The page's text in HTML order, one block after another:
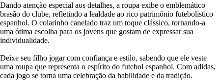
Dando atenção especial aos detalhes, a roupa exibe o emblemático
brasão do clube, refletindo a lealdade ao rico patrimônio futebolístico
espanhol. O colarinho canelado traz um toque clássico, tornando-a
uma ótima escolha para os jovens que gostam de expressar sua
individualidade.
Deixe seu filho jogar com confiança e estilo, sabendo que ele veste
uma roupa que representa o espírito do futebol espanhol. Com adidas,
cada jogo se torna uma celebração da habilidade e da tradição.